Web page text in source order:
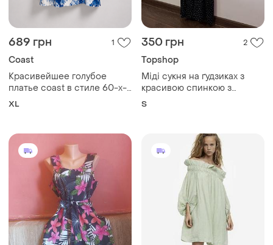
689 грн 1
Coast
Красивейшее голубое
платье coast в стиле 60-х-
xl
XL
350 грн 2
Topshop
Міді сукня на ґудзиках з
красивою спинкою з
натуральної тканини
S